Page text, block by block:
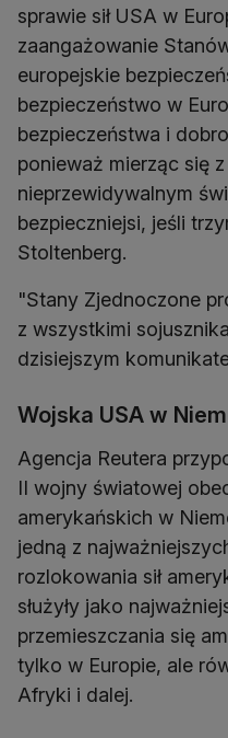
sprawie sił USA w
zaangażowanie
europejskie
bezpieczeństwo w
bezpieczeństwa i
ponieważ mierząc się
nieprzewidywalnym
bezpieczniejsi, jeśli
Stoltenberg.
"Stany Zjednoczone
z wszystkimi
dzisiejszym
Wojska USA w
Agencja Reutera
II wojny światowej
amerykańskich w
jedną z
rozlokowania sił
służyły jako
przemieszczania się
tylko w Europie, ale
Afryki i dalej.